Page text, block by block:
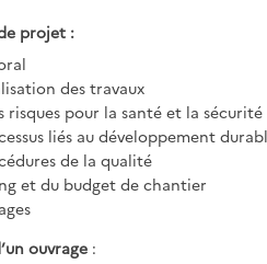
projet :
des travaux
pour la santé et la sécurité
liés au développement
de la qualité
et du budget de chantier
ouvrage: